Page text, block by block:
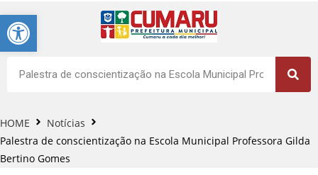
Barra de Ferramentas Aberta
HOME
Notícias
Palestra de conscientização na Escola Municipal Professora Gilda
Bertino Gomes